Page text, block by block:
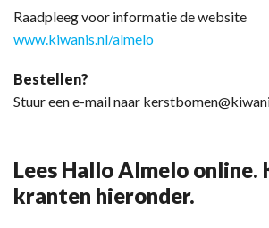
Raadpleeg voor informatie de website
www.kiwanis.nl/almelo
Bestellen?
Stuur een e-mail naar
Lees Hallo Almelo online.
kranten hieronder.